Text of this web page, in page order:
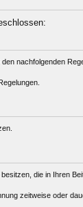
nachfolgenden
die in Ihren
zeitweise oder